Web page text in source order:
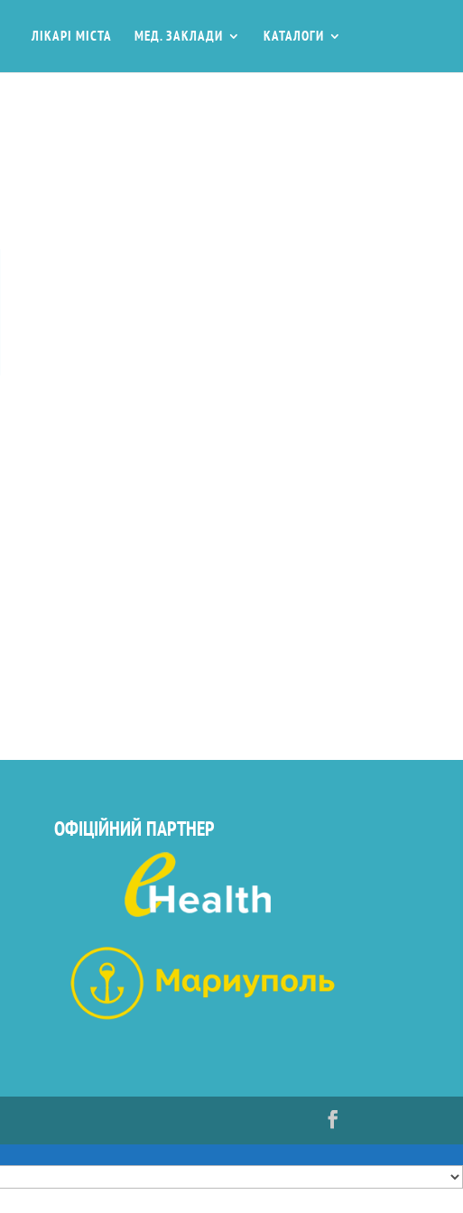
ЛІКАРІ МІСТА МЕД. ЗАКЛАДИ КАТАЛОГИ
ОФІЦІЙНИЙ ПАРТНЕР